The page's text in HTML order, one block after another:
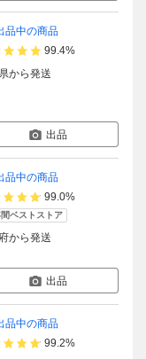
品中の商品
99.4%
から発送
出品
品中の商品
99.0%
ベストストア
から発送
出品
品中の商品
99.2%